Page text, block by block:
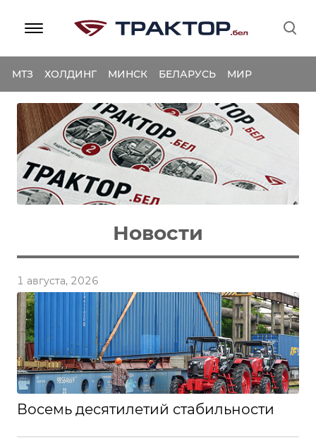
МТЗ ХОЛДИНГ МИНСК БЕЛАРУСЬ МИР
Новости
1 августа, 2026
Восемь десятилетий стабильности